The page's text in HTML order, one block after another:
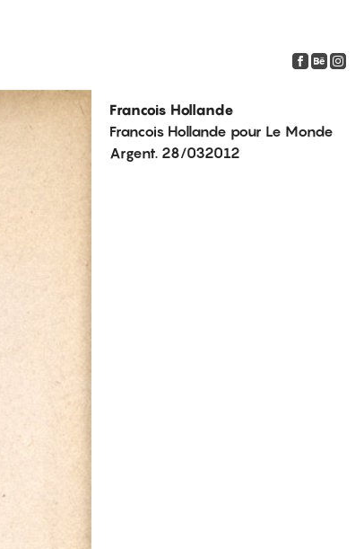
Francois Hollande
Francois Hollande pour Le Monde
Argent. 28/032012